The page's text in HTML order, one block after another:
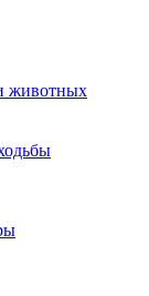
животных